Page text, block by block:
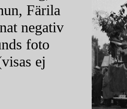
Färila
negativ
foto
ej